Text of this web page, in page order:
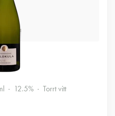
12.5% Torrt vitt